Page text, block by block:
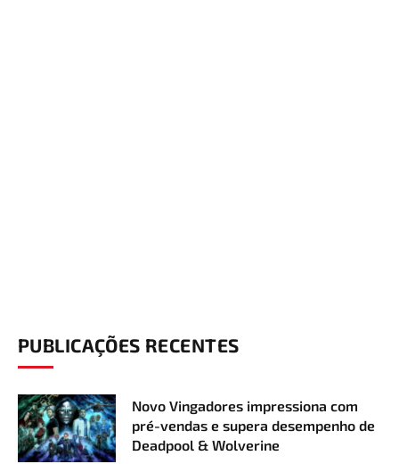
PUBLICAÇÕES RECENTES
Novo Vingadores impressiona com
pré-vendas e supera desempenho de
Deadpool & Wolverine